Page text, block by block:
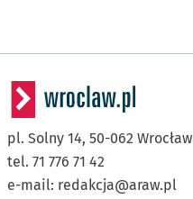
pl. Solny 14, 50-062 Wrocław
tel. 71 776 71 42
e-mail: redakcja@araw.pl